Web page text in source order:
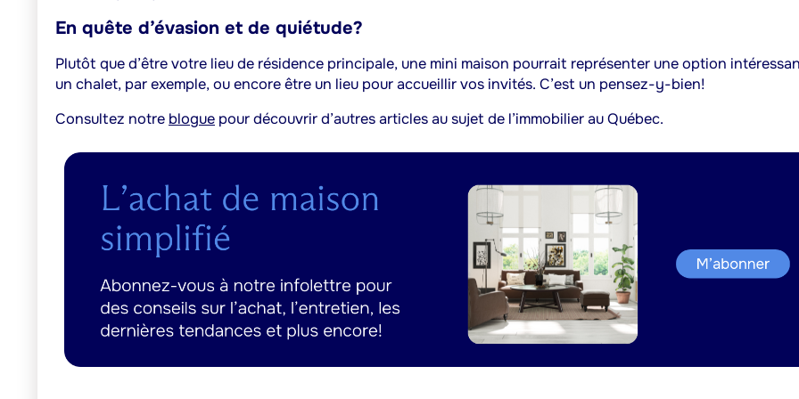
En quête d’évasion et de quiétude?
Plutôt que d’être votre lieu de résidence principale, une mini maison pourrait représenter une option
un chalet, par exemple, ou encore être un lieu pour accueillir vos invités. C’est un pensez-y-bien!
Consultez notre blogue pour découvrir d’autres articles au sujet de l’immobilier au Québec.